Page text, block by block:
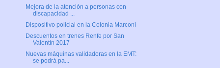
Mejora de la atención a personas con
discapacidad ...
Dispositivo policial en la Colonia Marconi
Descuentos en trenes Renfe por San
Valentín 2017
Nuevas máquinas validadoras en la EMT:
se podrá pa...